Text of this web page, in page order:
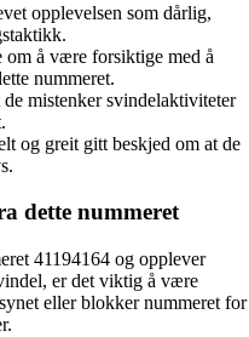
opplevelsen som dårlig,
om å være forsiktige med å
nummeret.
de mistenker svindelaktiviteter
og greit gitt beskjed om at de
dette nummeret
41194164 og opplever
er det viktig å være
eller blokker nummeret for